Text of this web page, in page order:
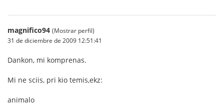
magnifico94 (Mostrar perfil)
31 de diciembre de 2009 12:51:41
Dankon, mi komprenas.
Mi ne sciis, pri kio temis,ekz:
animalo